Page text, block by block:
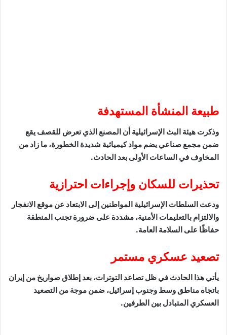
طبيعة المنشأة المستهدفة
وذكرت هيئة البث الإسرائيلية أن المصنع الذي تعرض للقصف يقع
ضمن مجمع صناعي يضم مواد كيميائية شديدة الخطورة، ما زاد من
المخاوف في الساعات الأولى بعد الحادث.
تحذيرات للسكان وإجراءات احترازية
ودعت السلطات الإسرائيلية المواطنين إلى الابتعاد عن موقع الانفجار
والالتزام بالتعليمات الأمنية، مشددة على ضرورة تجنب المنطقة
حفاظًا على السلامة العامة.
تصعيد عسكري مستمر
يأتي هذا الحادث في ظل تصاعد التوترات، بعد إطلاق صواريخ من إيران
باتجاه مناطق وسط وجنوب إسرائيل، ضمن موجة من التصعيد
العسكري المتبادل بين الطرفين.